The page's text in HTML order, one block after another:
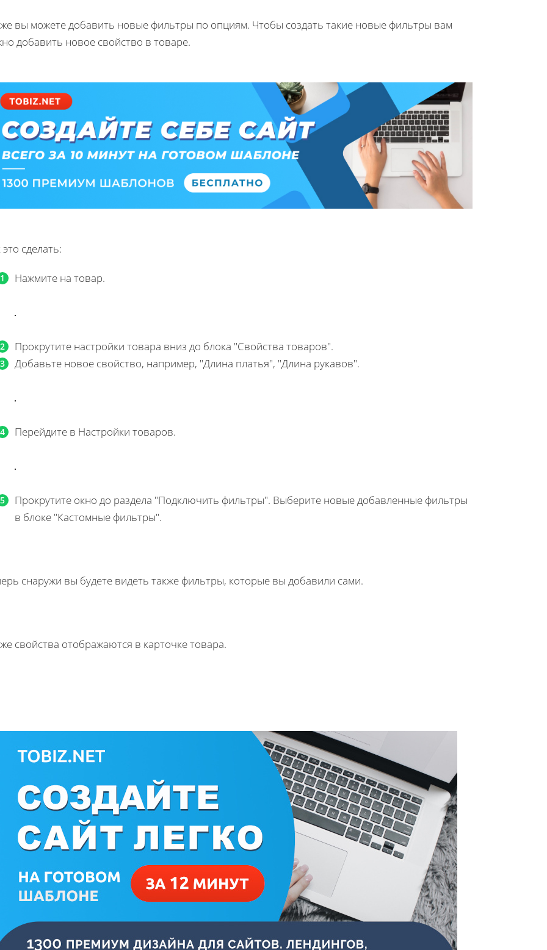
вы можете добавить новые фильтры по опциям. Чтобы создать такие новые фильтры вам
добавить новое свойство в товаре.
это сделать:
Нажмите на товар.
Прокрутите настройки товара вниз до блока "Свойства товаров".
Добавьте новое свойство, например, "Длина платья", "Длина рукавов".
Перейдите в Настройки товаров.
Прокрутите окно до раздела "Подключить фильтры". Выберите новые добавленные фильтры
в блоке "Кастомные фильтры".
снаружи вы будете видеть также фильтры, которые вы добавили сами.
свойства отображаются в карточке товара.